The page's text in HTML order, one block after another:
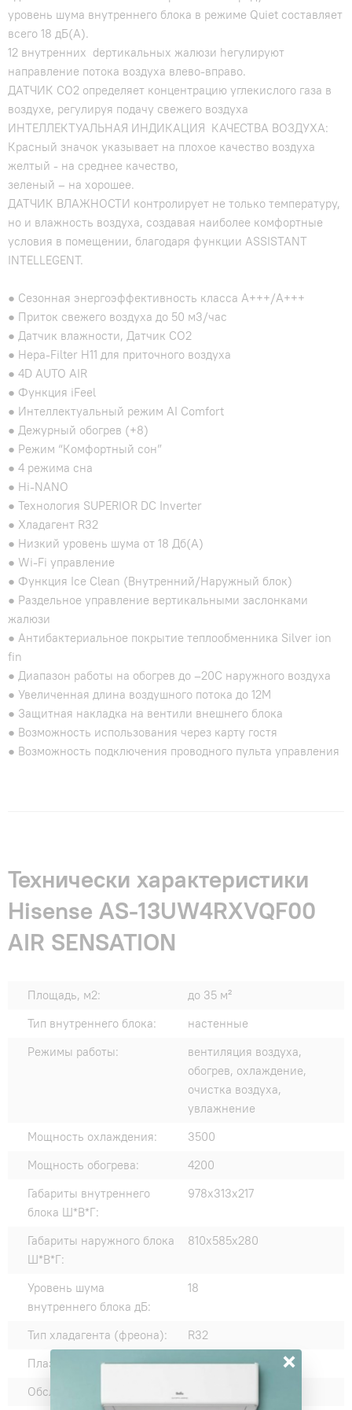
уровень шума внутреннего блока в режиме Quiet составляет
всего 18 дБ(А).
12 внутренних dертикальных жалюзи hегулируют
направление потока воздуха влево-вправо.
ДАТЧИК CO2 определяет концентрацию углекислого газа в
воздухе, регулируя подачу свежего воздуха
ИНТЕЛЛЕКТУАЛЬНАЯ ИНДИКАЦИЯ КАЧЕСТВА ВОЗДУХА:
Красный значок указывает на плохое качество воздуха
желтый - на среднее качество,
зеленый – на хорошее.
ДАТЧИК ВЛАЖНОСТИ контролирует не только температуру,
но и влажность воздуха, создавая наиболее комфортные
условия в помещении, благодаря функции ASSISTANT
INTELLEGENT.
● Сезонная энергоэффективность класса А+++/A+++
● Приток свежего воздуха до 50 м3/час
● Датчик влажности, Датчик CO2
● Hepa-Filter H11 для приточного воздуха
● 4D AUTO AIR
● Функция iFeel
● Интеллектуальный режим AI Comfort
● Дежурный обогрев (+8)
● Режим “Комфортный сон”
● 4 режима сна
● Hi-NANO
● Технология SUPERIOR DC Inverter
● Хладагент R32
● Низкий уровень шума от 18 Дб(А)
● Wi-Fi управление
● Функция Ice Clean (Внутренний/Наружный блок)
● Раздельное управление вертикальными заслонками
жалюзи
● Антибактериальное покрытие теплообменника Silver ion
fin
● Диапазон работы на обогрев до –20С наружного воздуха
● Увеличенная длина воздушного потока до 12М
● Защитная накладка на вентили внешнего блока
● Возможность использования через карту гостя
● Возможность подключения проводного пульта управления
Технически характеристики
Hisense AS-13UW4RXVQF00
AIR SENSATION
Площадь, м2:
до 35 м²
Тип внутреннего блока:
настенные
Режимы работы:
вентиляция воздуха,
обогрев, охлаждение,
очистка воздуха,
увлажнение
Мощность охлаждения:
3500
Мощность обогрева:
4200
Габариты внутреннего
блока Ш*В*Г:
978x313x217
Габариты наружного блока
Ш*В*Г:
810x585x280
Уровень шума
внутреннего блока дБ:
18
Тип хладагента (фреона):
R32
Плазменный фильтр:
Нет
Обслуживаемая площадь:
×